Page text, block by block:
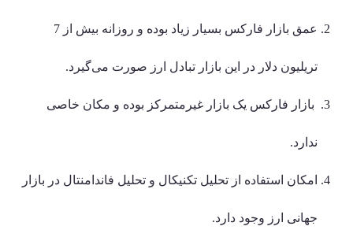
عمق بازار فارکس بسیار زیاد بوده و روزانه بیش از 7
تریلیون دلار در این بازار تبادل ارز صورت می‌گیرد.
بازار فارکس یک بازار غیرمتمرکز بوده و مکان خاصی
ندارد.
امکان استفاده از تحلیل تکنیکال و تحلیل فاندامنتال در بازار
جهانی ارز وجود دارد.